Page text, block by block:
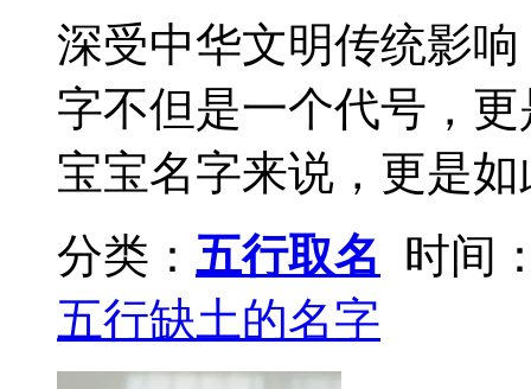
深受中华文明传统影
字不但是一个代号，
宝宝名字来说，更是
分类： 五行取名 时间
五行缺土的名字